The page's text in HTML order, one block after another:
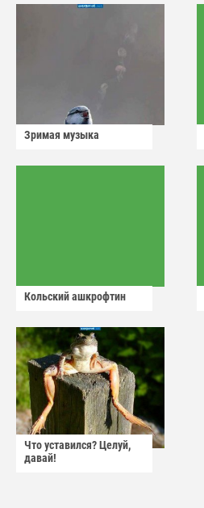
Зримая музыка
Кольский ашкрофтин
Что уставился? Целуй,
давай!